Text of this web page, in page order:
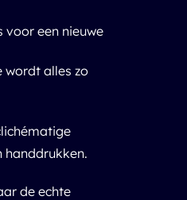
een nieuwe
wordt alles zo
handdrukken.
de echte